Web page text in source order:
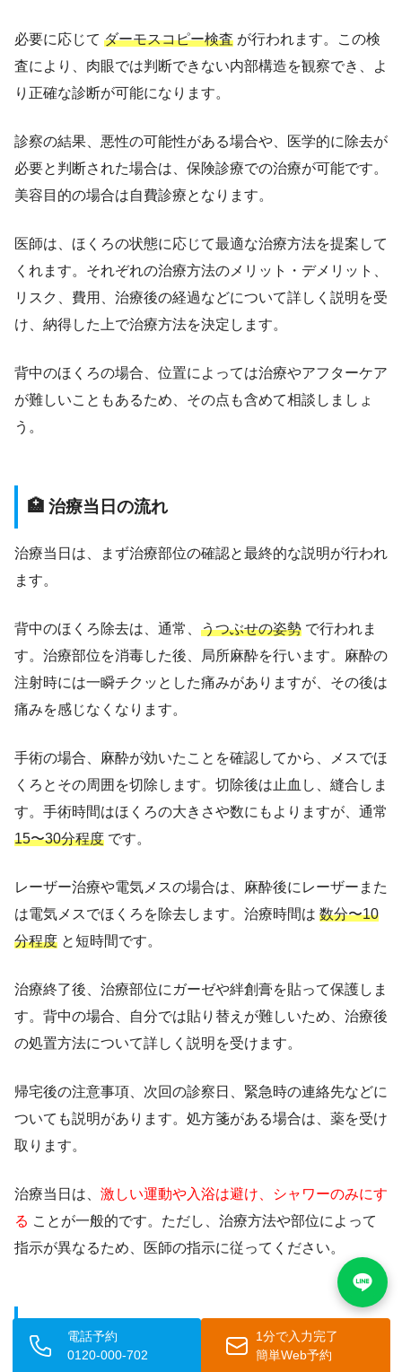
必要に応じて ダーモスコピー検査 が行われます。この検
査により、肉眼では判断できない内部構造を観察でき、よ
り正確な診断が可能になります。
診察の結果、悪性の可能性がある場合や、医学的に除去が
必要と判断された場合は、保険診療での治療が可能です。
美容目的の場合は自費診療となります。
医師は、ほくろの状態に応じて最適な治療方法を提案して
くれます。それぞれの治療方法のメリット・デメリット、
リスク、費用、治療後の経過などについて詳しく説明を受
け、納得した上で治療方法を決定します。
背中のほくろの場合、位置によっては治療やアフターケア
が難しいこともあるため、その点も含めて相談しましょ
う。
🏥 治療当日の流れ
治療当日は、まず治療部位の確認と最終的な説明が行われ
ます。
背中のほくろ除去は、通常、 うつぶせの姿勢 で行われま
す。治療部位を消毒した後、局所麻酔を行います。麻酔の
注射時には一瞬チクッとした痛みがありますが、その後は
痛みを感じなくなります。
手術の場合、麻酔が効いたことを確認してから、メスでほ
くろとその周囲を切除します。切除後は止血し、縫合しま
す。手術時間はほくろの大きさや数にもよりますが、通常
15〜30分程度 です。
レーザー治療や電気メスの場合は、麻酔後にレーザーまた
は電気メスでほくろを除去します。治療時間は 数分〜10
分程度 と短時間です。
治療終了後、治療部位にガーゼや絆創膏を貼って保護しま
す。背中の場合、自分では貼り替えが難しいため、治療後
の処置方法について詳しく説明を受けます。
帰宅後の注意事項、次回の診察日、緊急時の連絡先などに
ついても説明があります。処方箋がある場合は、薬を受け
取ります。
治療当日は、 激しい運動や入浴は避け、シャワーのみにす
る ことが一般的です。ただし、治療方法や部位によって
指示が異なるため、医師の指示に従ってください。
📅 術後の経過と通院
電話予約
0120-000-702
1分で入力完了
簡単Web予約